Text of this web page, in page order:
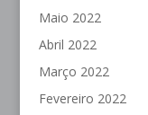
Maio 2022
Abril 2022
Março 2022
Fevereiro 2022